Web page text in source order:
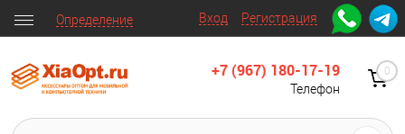
Вход Регистрация
Определение
+7 (967) 180-17-19
Телефон
0